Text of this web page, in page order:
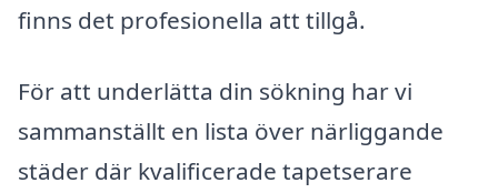
finns det profesionella att tillgå.
För att underlätta din sökning har vi
sammanställt en lista över närliggande
städer där kvalificerade tapetserare